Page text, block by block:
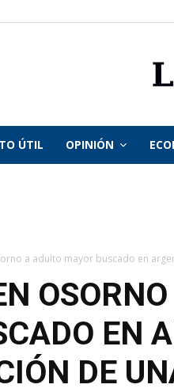
ÚTIL OPINIÓN
a adulto mayor buscado en
EN
DE